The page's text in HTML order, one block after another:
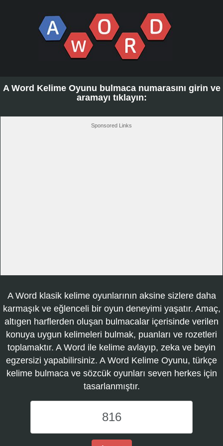
A Word Kelime Oyunu bulmaca numarasını girin ve
aramayı tıklayın:
Sponsored Links
A Word klasik kelime oyunlarının aksine sizlere daha
karmaşık ve eğlenceli bir oyun deneyimi yaşatır. Amaç,
altıgen harflerden oluşan bulmacalar içerisinde verilen
konuya uygun kelimeleri bulmak, puanları ve rozetleri
toplamaktır. A Word ile kelime avlayıp, zeka ve beyin
egzersizi yapabilirsiniz. A Word Kelime Oyunu, türkçe
kelime bulmaca ve sözcük oyunları seven herkes için
tasarlanmıştır.
Word
Kelime